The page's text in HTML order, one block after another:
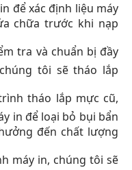
để xác định liệu máy
chữa trước khi nạp
tra và chuẩn bị đầy
tôi sẽ tháo lắp
tháo lắp mực cũ,
in để loại bỏ bụi bẩn
đến chất lượng
máy in, chúng tôi sẽ